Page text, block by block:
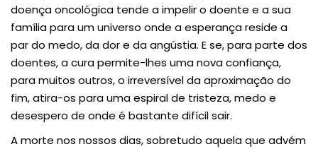
doença oncológica tende a impelir o doente e a sua
família para um universo onde a esperança reside a
par do medo, da dor e da angústia. E se, para parte dos
doentes, a cura permite-lhes uma nova confiança,
para muitos outros, o irreversível da aproximação do
fim, atira-os para uma espiral de tristeza, medo e
desespero de onde é bastante difícil sair.
A morte nos nossos dias, sobretudo aquela que advém